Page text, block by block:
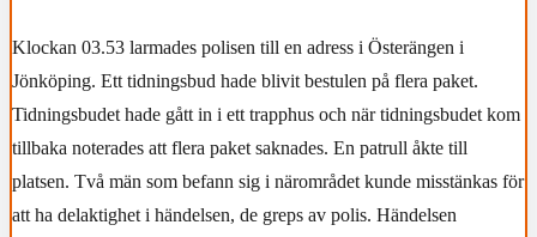
Klockan 03.53 larmades polisen till en adress i Österängen i
Jönköping. Ett tidningsbud hade blivit bestulen på flera paket.
Tidningsbudet hade gått in i ett trapphus och när tidningsbudet kom
tillbaka noterades att flera paket saknades. En patrull åkte till
platsen. Två män som befann sig i närområdet kunde misstänkas för
att ha delaktighet i händelsen, de greps av polis. Händelsen